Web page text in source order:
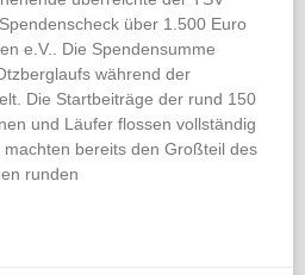
über 1.500 Euro
e.V.. Die Spendensumme
während der
Die Startbeiträge der rund 150
und Läufer flossen vollständig
bereits den Großteil des
runden